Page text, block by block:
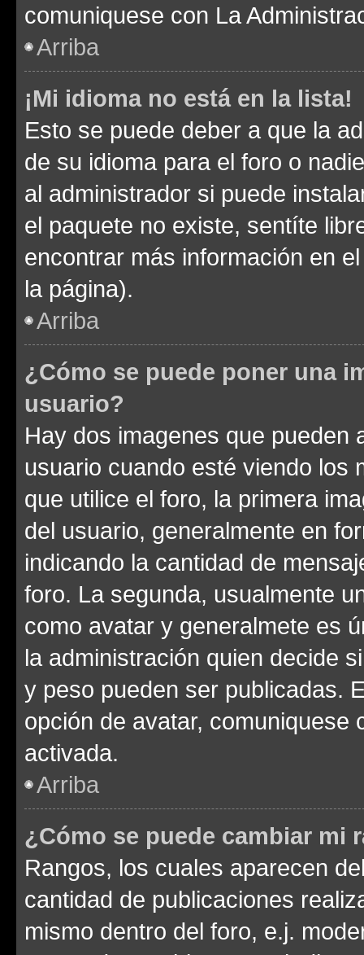
comuniquese con La
Arriba
¡Mi idioma no está en la lista!
Esto se puede deber a que la
de su idioma para el foro o
al administrador si puede
el paquete no existe, sentíte
encontrar más información en
la página).
Arriba
¿Cómo se puede poner una
usuario?
Hay dos imagenes que pueden
usuario cuando esté viendo los
que utilice el foro, la primera
del usuario, generalmente en
indicando la cantidad de
foro. La segunda, usualmente
como avatar y generalmete es
la administración quien decide
y peso pueden ser publicadas.
opción de avatar, comuniquese
activada.
Arriba
¿Cómo se puede cambiar mi
Rangos, los cuales aparecen
cantidad de publicaciones
mismo dentro del foro, e.j.